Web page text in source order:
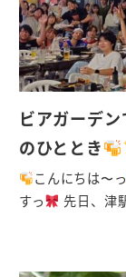
ビアガーデ
のひととき
こんにちは〜っ
すっ
先日、津